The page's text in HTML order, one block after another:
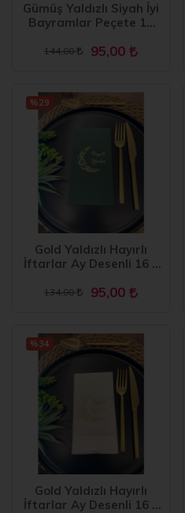
Gümüş Yaldızlı Siyah İyi
Bayramlar Peçete 16
144,00 95,00
Gold Yaldızlı Hayırlı
İftarlar Ay Desenli 16 lı
Peçete
134,00 95,00
%29
Gold Yaldızlı Hayırlı
İftarlar Ay Desenli 16 lı
%34